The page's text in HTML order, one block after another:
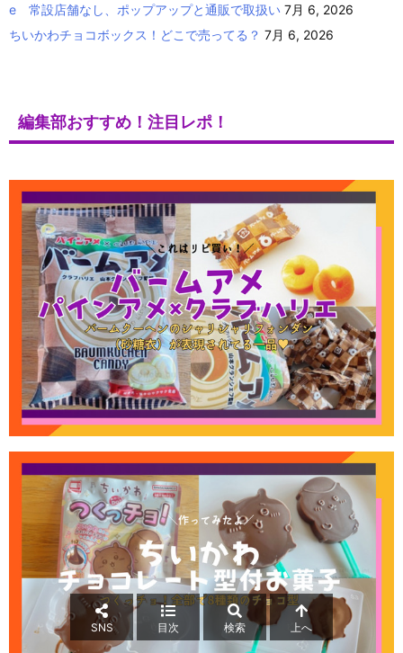
e 常設店舗なし、ポップアップと通販で取扱い 7月 6, 2026
ちいかわチョコボックス！どこで売ってる？ 7月 6, 2026
編集部おすすめ！注目レポ！
SNS 目次 検索 上へ